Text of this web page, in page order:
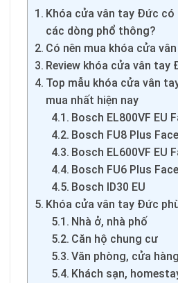
Khóa cửa vân tay Đức có
các dòng phổ thông?
Có nên mua khóa cửa
Review khóa cửa vân
Top mẫu khóa cửa vân
mua nhất hiện nay
Bosch EL800VF EU
Bosch FU8 Plus
Bosch EL600VF EU
Bosch FU6 Plus
Bosch ID30 EU
Khóa cửa vân tay Đức
Nhà ở, nhà phố
Căn hộ chung cư
Văn phòng, cửa hàng
Khách sạn,